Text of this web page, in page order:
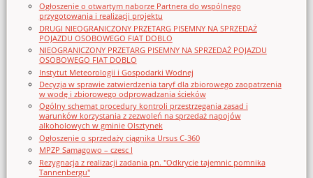
Ogłoszenie o otwartym naborze Partnera do wspólnego
przygotowania i realizacji projektu
DRUGI NIEOGRANICZONY PRZETARG PISEMNY NA SPRZEDAŻ
POJAZDU OSOBOWEGO FIAT DOBLO
NIEOGRANICZONY PRZETARG PISEMNY NA SPRZEDAŻ POJAZDU
OSOBOWEGO FIAT DOBLO
Instytut Meteorologii i Gospodarki Wodnej
Decyzja w sprawie zatwierdzenia taryf dla zbiorowego zaopatrzenia
w wodę i zbiorowego odprowadzania ścieków
Ogólny schemat procedury kontroli przestrzegania zasad i
warunków korzystania z zezwoleń na sprzedaż napojów
alkoholowych w gminie Olsztynek
Ogłoszenie o sprzedaży ciągnika Ursus C-360
MPZP Samagowo – czesc I
Rezygnacja z realizacji zadania pn. "Odkrycie tajemnic pomnika
Tannenbergu"